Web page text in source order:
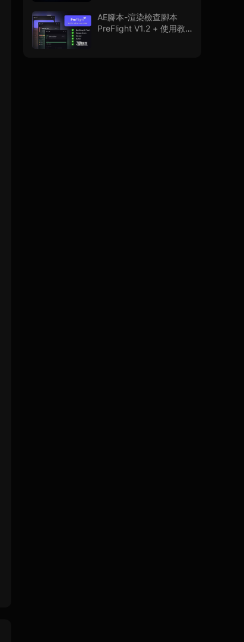
AE腳本-渲染檢查腳本
PreFlight V1.2 + 使用教